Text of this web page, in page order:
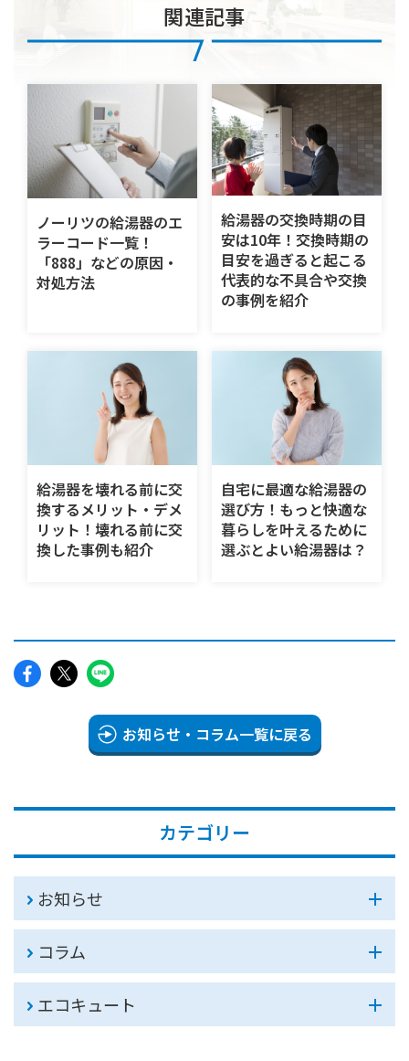
関連記事
ノーリツの給湯器のエ
ラーコード一覧！
「888」などの原因・
対処方法
給湯器の交換時期の目
安は10年！交換時期の
目安を過ぎると起こる
代表的な不具合や交換
の事例を紹介
給湯器を壊れる前に交
換するメリット・デメ
リット！壊れる前に交
換した事例も紹介
自宅に最適な給湯器の
選び方！もっと快適な
暮らしを叶えるために
選ぶとよい給湯器は？
お知らせ・コラム一覧に戻る
カテゴリー
お知らせ
コラム
エコキュート